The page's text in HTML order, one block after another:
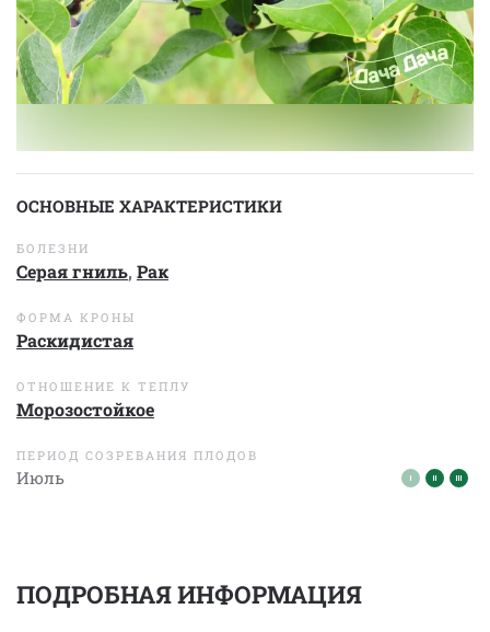
ОСНОВНЫЕ ХАРАКТЕРИСТИКИ
БОЛЕЗНИ
Серая гниль, Рак
ФОРМА КРОНЫ
Раскидистая
ОТНОШЕНИЕ К ТЕПЛУ
Морозостойкое
ПЕРИОД СОЗРЕВАНИЯ ПЛОДОВ
Июль
ПОДРОБНАЯ ИНФОРМАЦИЯ